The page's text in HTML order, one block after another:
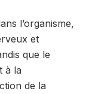
l’organisme,
et
que le
à la
de la